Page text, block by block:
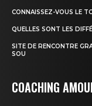
CONNAISSEZ-VOUS LE
QUELLES SONT LES
SITE DE RENCONTRE
SOU
COACHING